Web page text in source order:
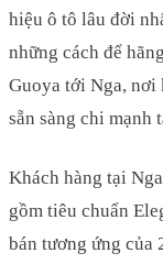
hiệu ô tô lâu đời
những cách để
Guoya tới Nga, nơi
sẵn sàng chi mạnh
Khách hàng tại
gồm tiêu chuẩn
bán tương ứng của